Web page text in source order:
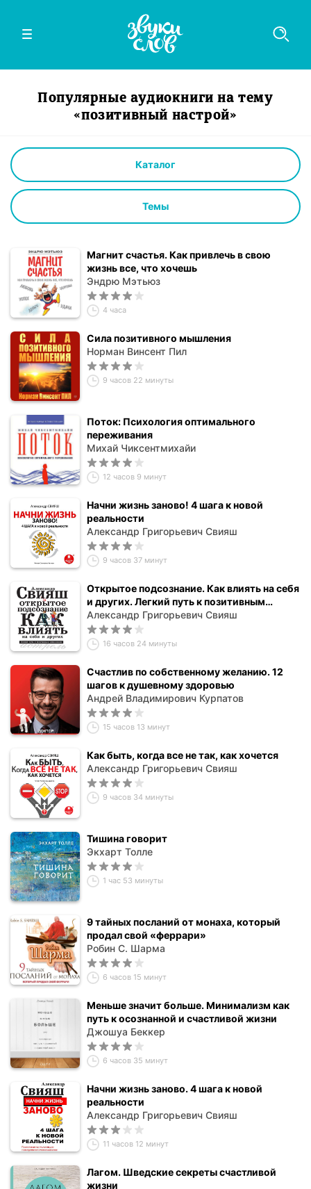
Популярные аудиокниги на тему
«позитивный настрой»
Каталог
Темы
Магнит счастья. Как привлечь в свою
жизнь все, что хочешь
Эндрю Мэтьюз
4 часа
Сила позитивного мышления
Норман Винсент Пил
9 часов 22 минуты
Поток: Психология оптимального
переживания
Михай Чиксентмихайи
12 часов 9 минут
Начни жизнь заново! 4 шага к новой
реальности
Александр Григорьевич Свияш
9 часов 37 минут
Открытое подсознание. Как влиять на себя
и других. Легкий путь к позитивным
изменениям
Александр Григорьевич Свияш
16 часов 24 минуты
Счастлив по собственному желанию. 12
шагов к душевному здоровью
Андрей Владимирович Курпатов
15 часов 13 минут
Как быть, когда все не так, как хочется
Александр Григорьевич Свияш
9 часов 34 минуты
Тишина говорит
Экхарт Толле
1 час 53 минуты
9 тайных посланий от монаха, который
продал свой «феррари»
Робин С. Шарма
6 часов 15 минут
Меньше значит больше. Минимализм как
путь к осознанной и счастливой жизни
Джошуа Беккер
6 часов 35 минут
Начни жизнь заново. 4 шага к новой
реальности
Александр Григорьевич Свияш
11 часов 12 минут
Лагом. Шведские секреты счастливой
жизни